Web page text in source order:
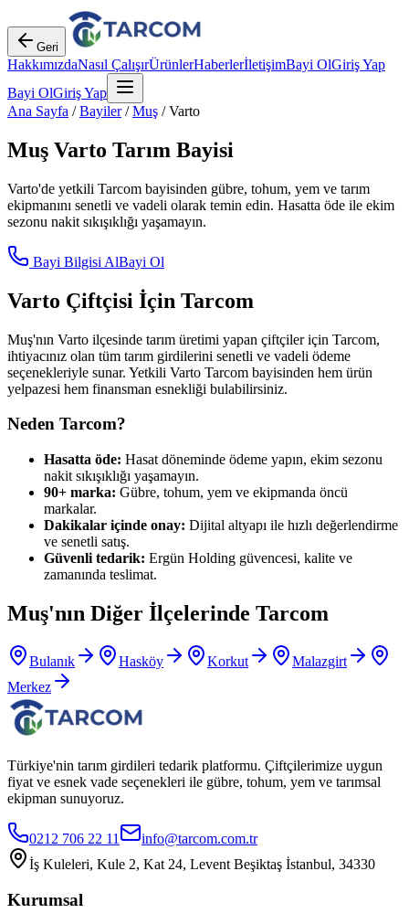
Geri
HakkımızdaNasıl ÇalışırÜrünlerHaberlerİletişimBayi OlGiriş Yap
Bayi OlGiriş Yap
Ana Sayfa /Bayiler/Muş /Varto
Muş Varto Tarım Bayisi
Varto'de yetkili Tarcom bayisinden gübre, tohum, yem ve tarım
ekipmanını senetli ve vadeli olarak temin edin. Hasatta öde ile ekim
sezonu nakit sıkışıklığı yaşamayın.
Bayi Bilgisi AlBayi Ol
Varto Çiftçisi İçin Tarcom
Muş'nın Varto ilçesinde tarım üretimi yapan çiftçiler için Tarcom,
ihtiyacınız olan tüm tarım girdilerini senetli ve vadeli ödeme
seçenekleriyle sunar. Yetkili Varto Tarcom bayisinden hem ürün
yelpazesi hem finansman esnekliği bulabilirsiniz.
Neden Tarcom?
Hasatta öde: Hasat döneminde ödeme yapın, ekim sezonu
nakit sıkışıklığı yaşamayın.
90+ marka: Gübre, tohum, yem ve ekipmanda öncü
markalar.
Dakikalar içinde onay: Dijital altyapı ile hızlı değerlendirme
ve senetli satış.
Güvenli tedarik: Ergün Holding güvencesi, kalite ve
zamanında teslimat.
Muş'nın Diğer İlçelerinde Tarcom
Bulanık Hasköy Korkut
Malazgirt
Merkez
Türkiye'nin tarım girdileri tedarik platformu. Çiftçilerimize uygun
fiyat ve esnek vade seçenekleri ile gübre, tohum, yem ve tarımsal
ekipman sunuyoruz.
0212 706 22 11
info@tarcom.com.tr
İş Kuleleri, Kule 2, Kat 24, Levent Beşiktaş İstanbul, 34330
Kurumsal